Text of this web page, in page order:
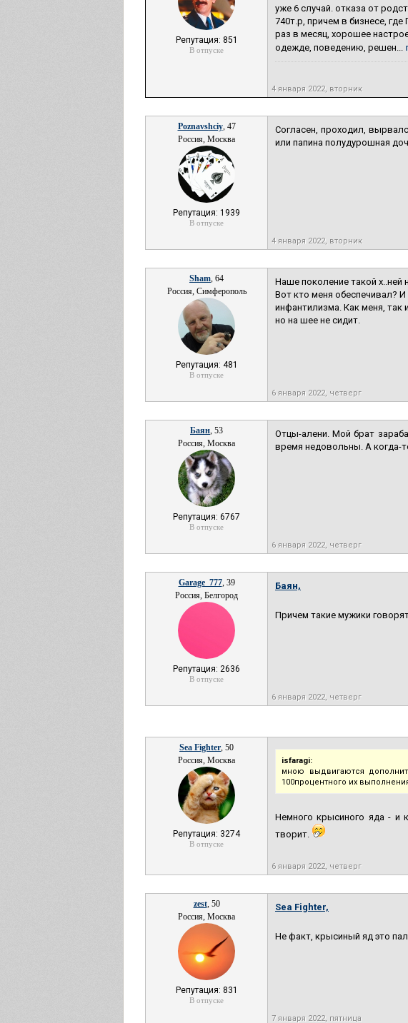
Репутация: 851
В отпуске
уже 6 случай. отказа от
740т.р, причем в бизнесе,
раз в месяц, хорошее
одежде, поведению, решен...
4 января 2022, вторник
Poznavshciy, 47
Россия, Москва
Репутация: 1939
В отпуске
Согласен, проходил,
или папина полудурошная
4 января 2022, вторник
Sham, 64
Россия, Симферополь
Репутация: 481
В отпуске
Наше поколение такой х..ней
Вот кто меня обеспечивал?
инфантилизма. Как меня, так
но на шее не сидит.
6 января 2022, четверг
Баян, 53
Россия, Москва
Репутация: 6767
В отпуске
Отцы-алени. Мой брат
время недовольны. А когда-
6 января 2022, четверг
Garage_777, 39
Россия, Белгород
Репутация: 2636
В отпуске
Баян,
Причем такие мужики
6 января 2022, четверг
Sea Fighter, 50
Россия, Москва
Репутация: 3274
В отпуске
isfaragi:
мною выдвигаются
100процентного их
Немного крысиного яда - и
творит.
6 января 2022, четверг
zest, 50
Россия, Москва
Репутация: 831
В отпуске
Sea Fighter,
Не факт, крысиный яд это
7 января 2022, пятница